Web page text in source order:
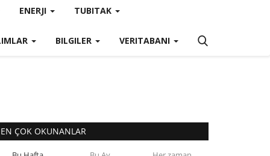
ENERJI TUBITAK
BILGILER VERITABANI
EN ÇOK OKUNANLAR